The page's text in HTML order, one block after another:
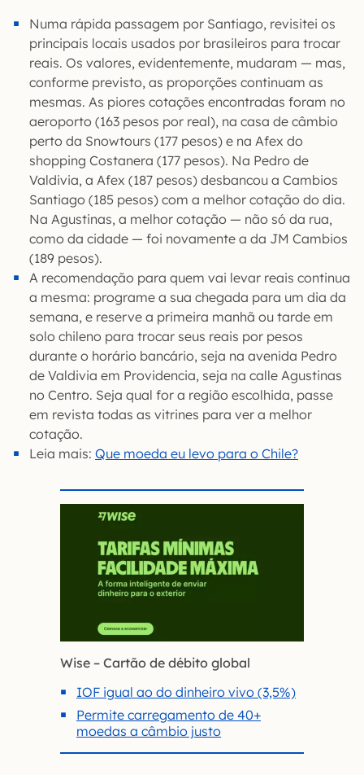
Numa rápida passagem por Santiago, revisitei os
principais locais usados por brasileiros para trocar
reais. Os valores, evidentemente, mudaram — mas,
conforme previsto, as proporções continuam as
mesmas. As piores cotações encontradas foram no
aeroporto (163 pesos por real), na casa de câmbio
perto da Snowtours (177 pesos) e na Afex do
shopping Costanera (177 pesos). Na Pedro de
Valdivia, a Afex (187 pesos) desbancou a Cambios
Santiago (185 pesos) com a melhor cotação do dia.
Na Agustinas, a melhor cotação — não só da rua,
como da cidade — foi novamente a da JM Cambios
(189 pesos).
A recomendação para quem vai levar reais continua
a mesma: programe a sua chegada para um dia da
semana, e reserve a primeira manhã ou tarde em
solo chileno para trocar seus reais por pesos
durante o horário bancário, seja na avenida Pedro
de Valdivia em Providencia, seja na calle Agustinas
no Centro. Seja qual for a região escolhida, passe
em revista todas as vitrines para ver a melhor
cotação.
Leia mais: Que moeda eu levo para o Chile?
Wise – Cartão de débito global
IOF igual ao do dinheiro vivo (3,5%)
Permite carregamento de 40+
moedas a câmbio justo